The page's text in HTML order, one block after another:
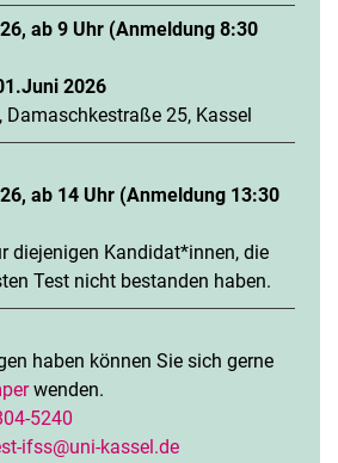
ab 9 Uhr (Anmeldung 8:30
2026
25, Kassel
ab 14 Uhr (Anmeldung 13:30
diejenigen Kandidat*innen, die
Test nicht bestanden haben.
haben können Sie sich gerne
wenden.
5240
ifss@uni-kassel.de